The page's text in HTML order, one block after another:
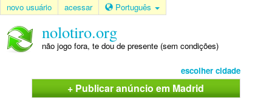
novo usuário acessar Português
nolotiro.org
não jogo fora, te dou de presente (sem condições)
escolher cidade
+ Publicar anúncio em Madrid